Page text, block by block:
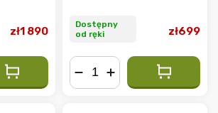
zł1 890
Dostępny
od ręki
zł699